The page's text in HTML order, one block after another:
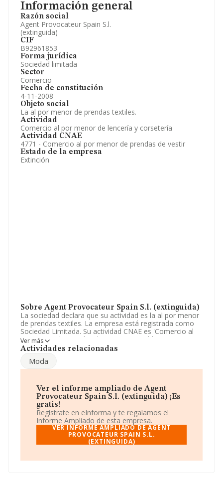
Información general
Razón social
Agent Provocateur Spain S.l.
(extinguida)
CIF
B92961853
Forma jurídica
Sociedad limitada
Sector
Comercio
Fecha de constitución
4-11-2008
Objeto social
La al por menor de prendas textiles.
Actividad
Comercio al por menor de lencería y corsetería
Actividad CNAE
4771 - Comercio al por menor de prendas de vestir
Estado de la empresa
Extinción
Sobre Agent Provocateur Spain S.l. (extinguida)
La sociedad declara que su actividad es la al por menor
de prendas textiles. La empresa está registrada como
Sociedad Limitada. Su actividad CNAE es 'Comercio al
por menor de prendas de vestir en establecimientos
especializados' con código 4771. La empresa no tiene
Ha tenido el mismo número de empleados y teniendo
dispuesto de un número de empleados por encima de la
media de sector.
Su teléfono es 952810171.
La sociedad españolaAgent Provocateur Spain S.L.
, con NIF B92961853, tiene domicilio fiscal
en Calle Muelle De Ribera Casa N. Loc 12. Pto. Ban,
Ver más
Actividades relacionadas
Moda
Ver el informe ampliado de Agent
Provocateur Spain S.l. (extinguida) ¡Es
gratis!
Regístrate en eInforma y te regalamos el
Informe Ampliado de esta empresa.
VER INFORME AMPLIADO DE AGENT
PROVOCATEUR SPAIN S.L.
(EXTINGUIDA)
Artículos de prensa publicados sobre la empresa.
Información oficial y registral complementaria.